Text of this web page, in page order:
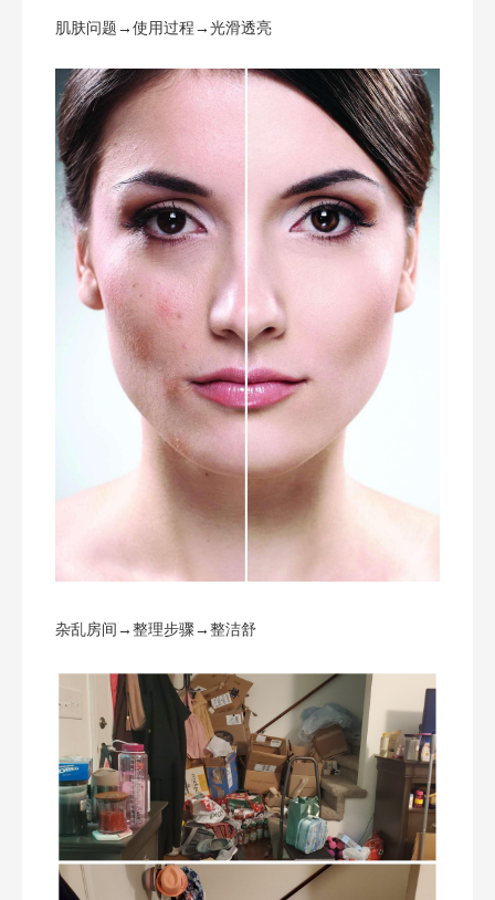
肌肤问题→使用过程→光滑透亮
杂乱房间→整理步骤→整洁舒